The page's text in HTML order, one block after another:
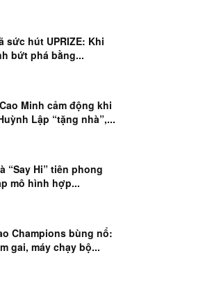
sức hút UPRIZE: Khi
bứt phá bằng...
Minh cảm động khi
Lập “tặng nhà”,...
“Say Hi” tiên phong
mô hình hợp...
Champions bùng nổ:
gai, máy chạy bộ...